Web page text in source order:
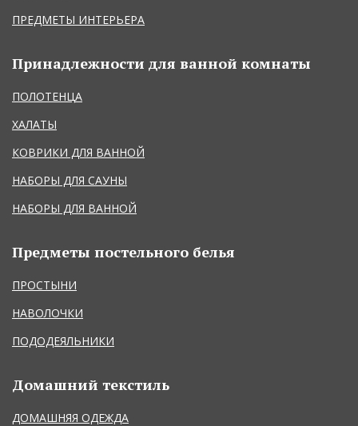
ПРЕДМЕТЫ ИНТЕРЬЕРА
Принадлежности для ванной комнаты
ПОЛОТЕНЦА
ХАЛАТЫ
КОВРИКИ ДЛЯ ВАННОЙ
НАБОРЫ ДЛЯ САУНЫ
НАБОРЫ ДЛЯ ВАННОЙ
Предметы постельного белья
ПРОСТЫНИ
НАВОЛОЧКИ
ПОДОДЕЯЛЬНИКИ
Домашний текстиль
ДОМАШНЯЯ ОДЕЖДА